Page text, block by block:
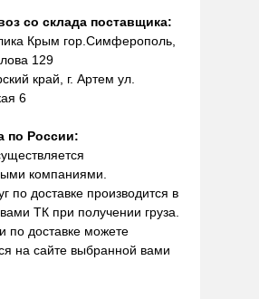
со склада поставщика:
Крым гор.Симферополь,
129
край, г. Артем ул.
6
по России:
компаниями.
по доставке производится в
ТК при получении груза.
доставке можете
на сайте выбранной вами